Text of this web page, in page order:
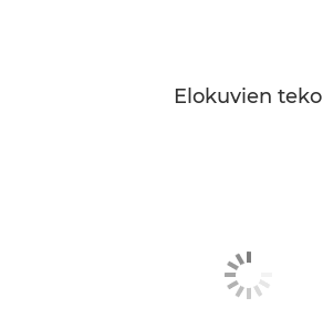
Elokuvien teko